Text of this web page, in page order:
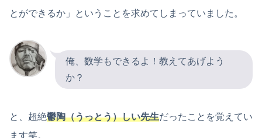
とができるか」ということを求めてしまっていました。
俺、数学もできるよ！教えてあげよう
か？
と、超絶鬱陶（うっとう）しい先生だったことを覚えてい
ます笑。